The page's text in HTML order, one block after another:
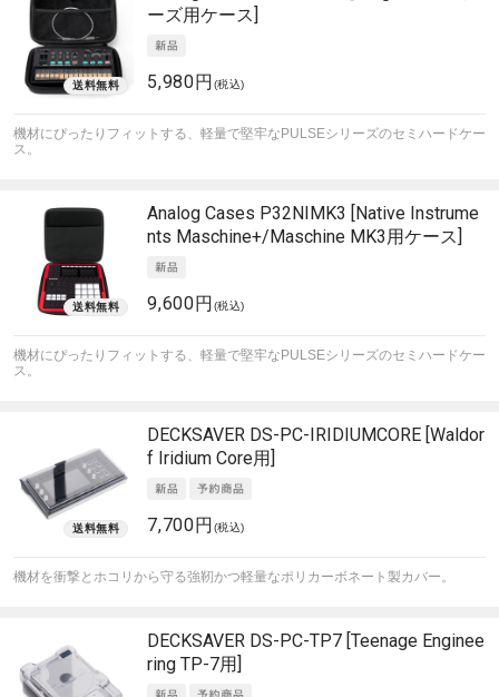
ーズ用ケース]
5,980円 (税込)
機材にぴったりフィットする、軽量で堅牢なPULSEシリーズのセミハードケー
ス。
Analog Cases P32NIMK3 [Native Instrume
nts Maschine+/Maschine MK3用ケース]
9,600円 (税込)
機材にぴったりフィットする、軽量で堅牢なPULSEシリーズのセミハードケー
ス。
DECKSAVER DS-PC-IRIDIUMCORE [Waldor
f Iridium Core用]
7,700円 (税込)
機材を衝撃とホコリから守る強靭かつ軽量なポリカーボネート製カバー。
DECKSAVER DS-PC-TP7 [Teenage Enginee
ring TP-7用]